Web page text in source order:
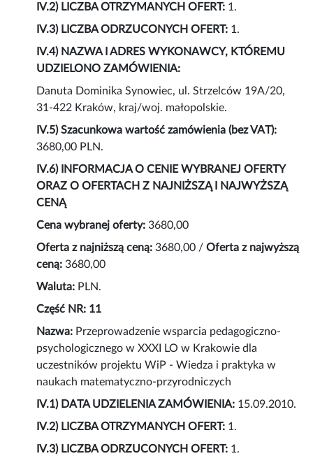
IV.2) LICZBA OTRZYMANYCH OFERT: 1.
IV.3) LICZBA ODRZUCONYCH OFERT: 1.
IV.4) NAZWA I ADRES WYKONAWCY, KTÓREMU
UDZIELONO ZAMÓWIENIA:
Danuta Dominika Synowiec, ul. Strzelców 19A/20,
31-422 Kraków, kraj/woj. małopolskie.
IV.5) Szacunkowa wartość zamówienia (bez VAT):
3680,00 PLN.
IV.6) INFORMACJA O CENIE WYBRANEJ OFERTY
ORAZ O OFERTACH Z NAJNIŻSZĄ I NAJWYŻSZĄ
CENĄ
Cena wybranej oferty: 3680,00
Oferta z najniższą ceną: 3680,00 /Oferta z najwyższą
ceną: 3680,00
Waluta: PLN.
Część NR: 11
Nazwa: Przeprowadzenie wsparcia pedagogiczno-
psychologicznego w XXXI LO w Krakowie dla
uczestników projektu WiP - Wiedza i praktyka w
naukach matematyczno-przyrodniczych
IV.1) DATA UDZIELENIA ZAMÓWIENIA: 15.09.2010.
IV.2) LICZBA OTRZYMANYCH OFERT: 1.
IV.3) LICZBA ODRZUCONYCH OFERT: 1.